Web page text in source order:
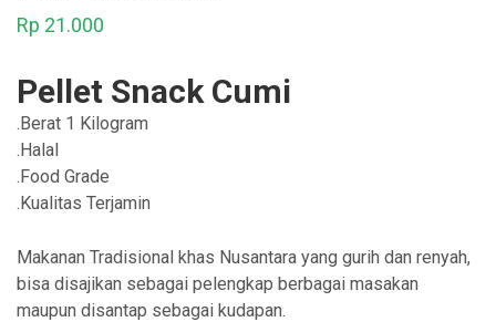
Rp 21.000
Pellet Snack Cumi
.Berat 1 Kilogram
.Halal
.Food Grade
.Kualitas Terjamin
Makanan Tradisional khas Nusantara yang gurih dan renyah,
bisa disajikan sebagai pelengkap berbagai masakan
maupun disantap sebagai kudapan.